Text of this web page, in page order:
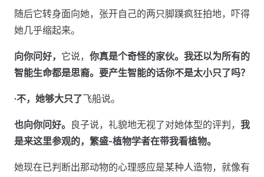
随后它转身面向她，张开自己的两只脚蹼疯狂拍地，吓得
她几乎缩起来。
向你问好， 它说， 你真是个奇怪的家伙。我还以为所有的
智能生命都是思裔。要产生智能的话你不是太小只了吗？
·不，她够大只了飞船说。
也向你问好。 良子说，礼貌地无视了对她体型的评判， 我
是来这里参观的，繁盛-植物学者在带我看植物。
她现在已判断出那动物的心理感应是某种人造物，就像有